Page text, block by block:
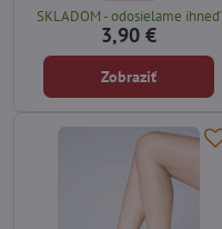
SKLADOM - odosielame ihneď
3,90 €
Zobraziť